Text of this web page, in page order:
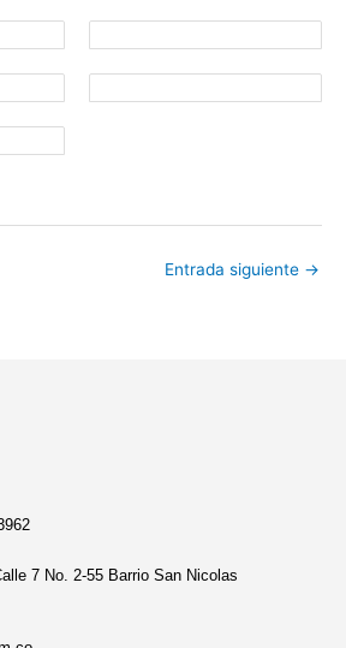
Entrada siguiente →
7 No. 2-55 Barrio San Nicolas